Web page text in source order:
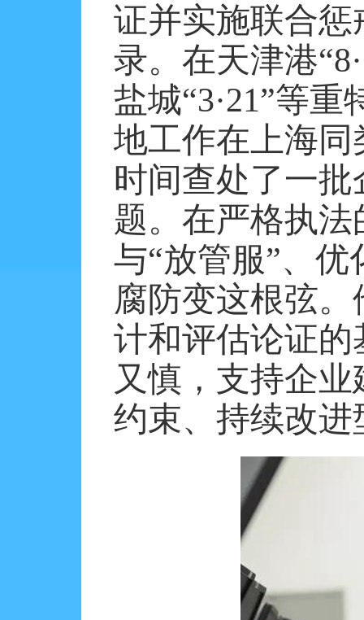
证并实施联合惩
录。在天津港“8·
盐城“3·21”等重
地工作在上海
时间查处了一
题。在严格执
与“放管服”、
腐防变这根弦
计和评估论证
又慎，支持企
约束、持续改